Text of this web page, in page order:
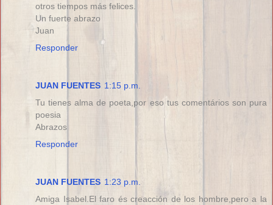
otros tiempos más felices.
Un fuerte abrazo
Juan
Responder
JUAN FUENTES 1:15 p.m.
Tu tienes alma de poeta,por eso tus comentários son pura
poesia
Abrazos
Responder
JUAN FUENTES 1:23 p.m.
Amiga Isabel.El faro és creacción de los hombre,pero a la